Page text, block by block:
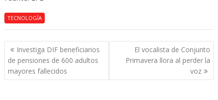
TECNOLOGÍA
Navegación
de
entradas
Investiga DIF beneficiarios
de pensiones de 600 adultos
mayores fallecidos
El vocalista de Conjunto
Primavera llora al perder la
voz